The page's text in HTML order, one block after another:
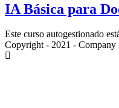
IA Básica para
Este curso autogestionado
Copyright - 2021 - Company